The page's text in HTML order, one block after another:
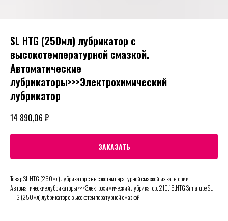
SL HTG (250мл) лубрикатор с
высокотемпературной смазкой.
Автоматические
лубрикаторы>>>Электрохимический
лубрикатор
14 890,06 ₽
ЗАКАЗАТЬ
Товар SL HTG (250мл) лубрикатор с высокотемпературной смазкой из категории
Автоматические лубрикаторы>>>Электрохимический лубрикатор. 210.15.HTG Simalube SL
HTG (250мл) лубрикатор с высокотемпературной смазкой